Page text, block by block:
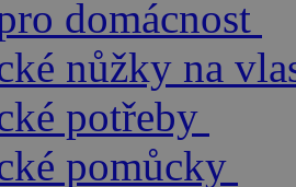
domácnost
nůžky na
potřeby
pomůcky